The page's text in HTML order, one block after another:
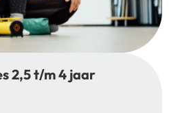
2,5 t/m 4 jaar